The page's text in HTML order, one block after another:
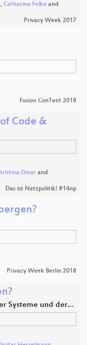
, Catharina Felke and
Privacy Week 2017
Fusion ConTent 2018
Code &
Dinar and
Das ist Netzpolitik! #14np
Privacy Week Berlin 2018
Systeme und der…